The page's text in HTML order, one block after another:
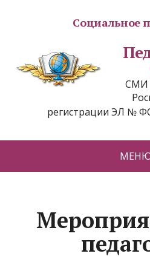
Социальное
СМИ
регистрации ЭЛ №